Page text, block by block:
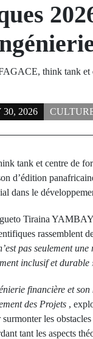
think tank et
2026
tank et centre de
d’édition
dans le
Tiraina
rassemblent
pas seulement
inclusif et durable
financière et son
des Projets ,
les
tant les aspects